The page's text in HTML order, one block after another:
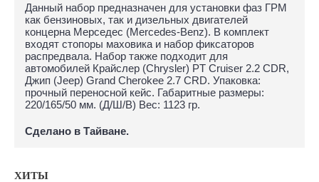
Данный набор предназначен для установки фаз ГРМ
как бензиновых, так и дизельных двигателей
концерна Мерседес (Mercedes-Benz). В комплект
входят стопоры маховика и набор фиксаторов
распредвала. Набор также подходит для
автомобилей Крайслер (Chrysler) PT Cruiser 2.2 CDR,
Джип (Jeep) Grand Cherokee 2.7 CRD. Упаковка:
прочный переносной кейс. Габаритные размеры:
220/165/50 мм. (Д/Ш/В) Вес: 1123 гр.
Сделано в Тайване.
ХИТЫ